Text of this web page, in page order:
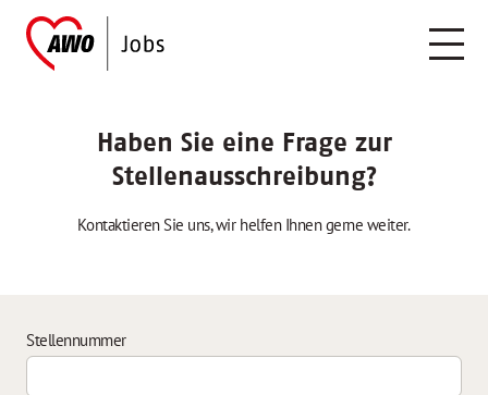
Haben Sie eine Frage zur
Stellenausschreibung?
Kontaktieren Sie uns, wir helfen Ihnen gerne weiter.
Stellennummer